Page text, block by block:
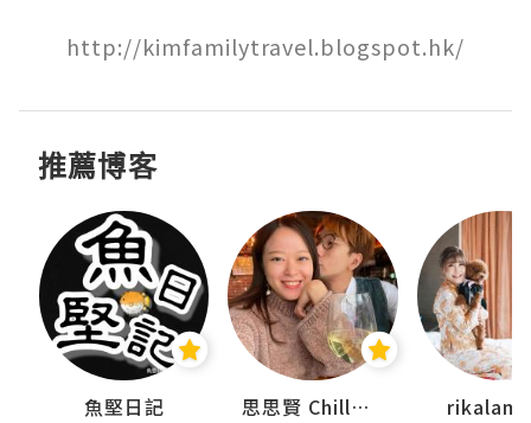
http://kimfamilytravel.blogspot.hk/
推薦博客
魚堅日記 思思賢 ChillMyBabe